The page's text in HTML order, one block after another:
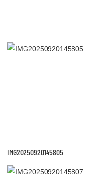
IMG20250920145805